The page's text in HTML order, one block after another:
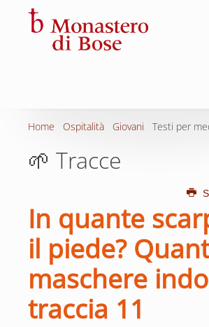
Home Ospitalità Giovani Testi per
🌱 Tracce
In quante
il piede?
maschere
traccia 11